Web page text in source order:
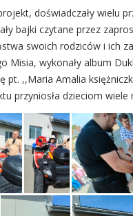
doświadczały wielu
bajki czytane przez
swoich rodziców i ich
Misia, wykonały album
pt. ,,Maria Amalia
przyniosła dzieciom wiele